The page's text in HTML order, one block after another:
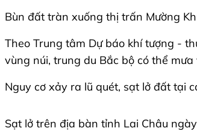
Bùn đất tràn xuống thị trấn Mường
Theo Trung tâm Dự báo khí tượng -
vùng núi, trung du Bắc bộ có thể
Nguy cơ xảy ra lũ quét, sạt lở đất tại
Sạt lở trên địa bàn tỉnh Lai Châu